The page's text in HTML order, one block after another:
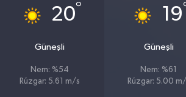
20°
Güneşli
Nem: %54
Rüzgar: 5.61 m/s
19
Güneşli
Nem: %61
Rüzgar: 5.00